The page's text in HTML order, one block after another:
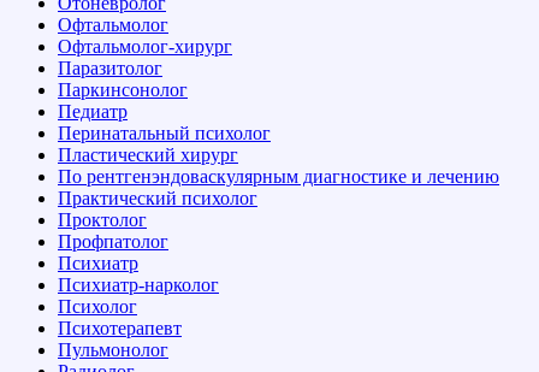
Офтальмолог
Офтальмолог-хирург
Паразитолог
Паркинсонолог
Педиатр
Перинатальный психолог
Пластический хирург
По рентгенэндоваскулярным диагностике и лечению
Практический психолог
Проктолог
Профпатолог
Психиатр
Психиатр-нарколог
Психолог
Психотерапевт
Пульмонолог